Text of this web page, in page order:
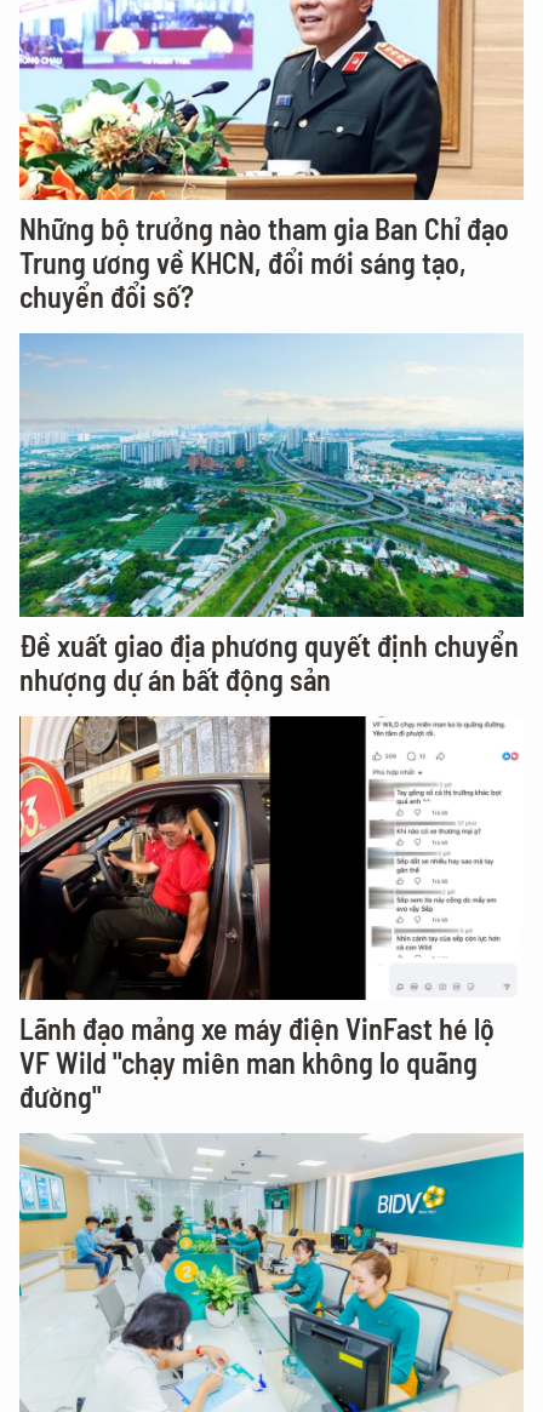
Những bộ trưởng nào tham gia Ban Chỉ đạo
Trung ương về KHCN, đổi mới sáng tạo,
chuyển đổi số?
Đề xuất giao địa phương quyết định chuyển
nhượng dự án bất động sản
Lãnh đạo mảng xe máy điện VinFast hé lộ
VF Wild "chạy miên man không lo quãng
đường"